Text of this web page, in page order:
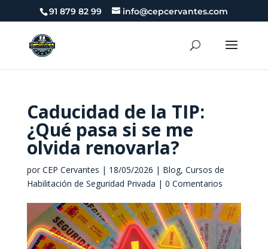
91 879 82 99 info@cepcervantes.com
Caducidad de la TIP:
¿Qué pasa si se me
olvida renovarla?
por CEP Cervantes | 18/05/2026 | Blog, Cursos de
Habilitación de Seguridad Privada | 0 Comentarios